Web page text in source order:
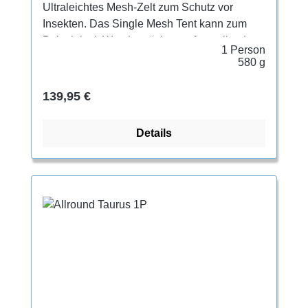
Ultraleichtes Mesh-Zelt zum Schutz vor
Insekten. Das Single Mesh Tent kann zum
Beispiel mit Wanderstöcken aufgestellt oder
an Bäumen befestigt werden und bietet eine
kombinierbar mit dem Tatonka Tarp Wing 2
oder mit jedem anderen Modell unserer Tarp-
1 Person
580 g
Regulärer Preis:
139,95 €
Details